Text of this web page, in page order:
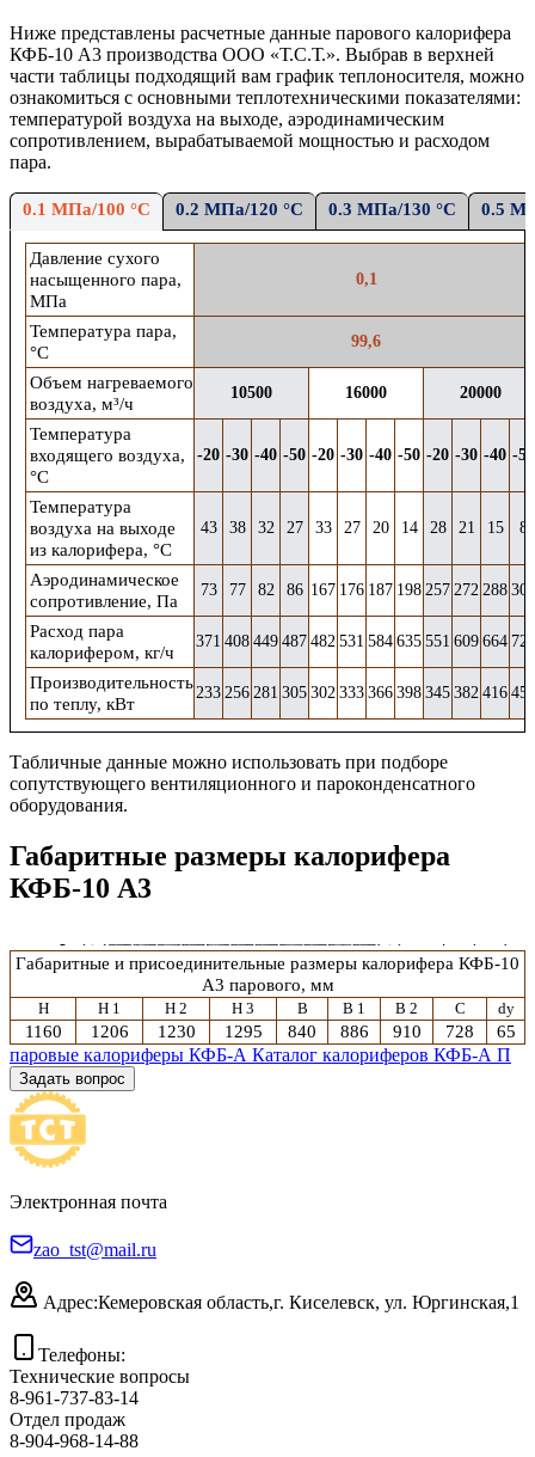
Ниже представлены расчетные данные парового калорифера
КФБ-10 А3 производства ООО «Т.С.Т.». Выбрав в верхней
части таблицы подходящий вам график теплоносителя, можно
ознакомиться с основными теплотехническими показателями:
температурой воздуха на выходе, аэродинамическим
сопротивлением, вырабатываемой мощностью и расходом
пара.
0.1 МПа/100 °С 0.2 МПа/120 °С 0.3 МПа/130 °С 0.5
Давление сухого
насыщенного пара,
МПа
0,1
Температура пара,
°С
99,6
Объем нагреваемого
воздуха, м³/ч
10500 16000 20000
Температура
входящего воздуха,
°С
-20 -30 -40 -50 -20 -30 -40 -50 -20 -30 -40 -50
Температура
воздуха на выходе
из калорифера, °С
43 38 32 27 33 27 20 14 28 21 15 8
Аэродинамическое
сопротивление, Па
73 77 82 86 167 176 187 198 257 272 288 306
Расход пара
калорифером, кг/ч
371 408 449 487 482 531 584 635 551 609 664 725
Производительность
по теплу, кВт
233 256 281 305 302 333 366 398 345 382 416 455
Табличные данные можно использовать при подборе
сопутствующего вентиляционного и пароконденсатного
оборудования.
Габаритные размеры калорифера
КФБ-10 А3
Габаритные и присоединительные размеры калорифера КФБ-10
А3 парового, мм
H H 1 H 2 H 3 B B 1 B 2 C dy
1160 1206 1230 1295 840 886 910 728 65
паровые калориферы КФБ-А Каталог калориферов КФБ-А П
Задать вопрос
Электронная почта
zao_tst@mail.ru
Адрес:Кемеровская область,г. Киселевск, ул. Юргинская,1
Телефоны:
Технические вопросы
8-961-737-83-14
Отдел продаж
8-904-968-14-88